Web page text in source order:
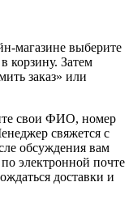
магазине выберите
корзину. Затем
заказ» или
свои ФИО, номер
свяжется с
обсуждения вам
электронной почте
доставки и